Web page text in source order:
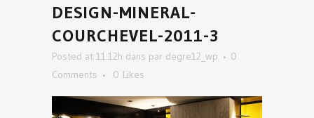
DESIGN-MINERAL-
COURCHEVEL-2011-3
Posted at 11:12h dans par degre12_wp
0
Comments
0 Likes